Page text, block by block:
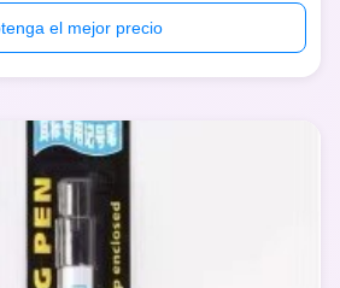
la identificación marca las
el aplicador con etiqueta se
el mejor precio